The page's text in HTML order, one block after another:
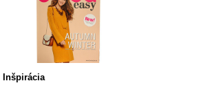
Inšpirácia